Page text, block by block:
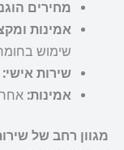
מחירים
אמינות
שימוש
שירות אישי:
אמינות:
מגוון רחב של